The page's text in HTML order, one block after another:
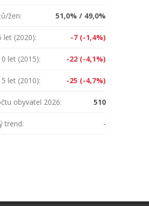
žen: 51,0% / 49,0%
let (2020): -7 (-1,4%)
let (2015): -22 (-4,1%)
let (2010): -25 (-4,7%)
obyvatel 2026: 510
trend: -